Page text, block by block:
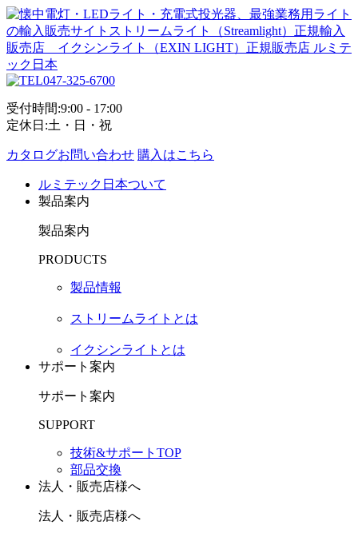
047-325-6700
受付時間:9:00 - 17:00
定休日:土・日・祝
カタログお問い合わせ 購入はこちら
ルミテック日本ついて
製品案内
製品案内
PRODUCTS
製品情報
ストリームライトとは
イクシンライトとは
サポート案内
サポート案内
SUPPORT
技術&サポートTOP
部品交換
法人・販売店様へ
法人・販売店様へ